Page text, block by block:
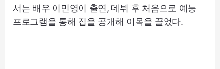
서는 배우 이민영이 출연, 데뷔 후 처음으로 예능
프로그램을 통해 집을 공개해 이목을 끌었다.